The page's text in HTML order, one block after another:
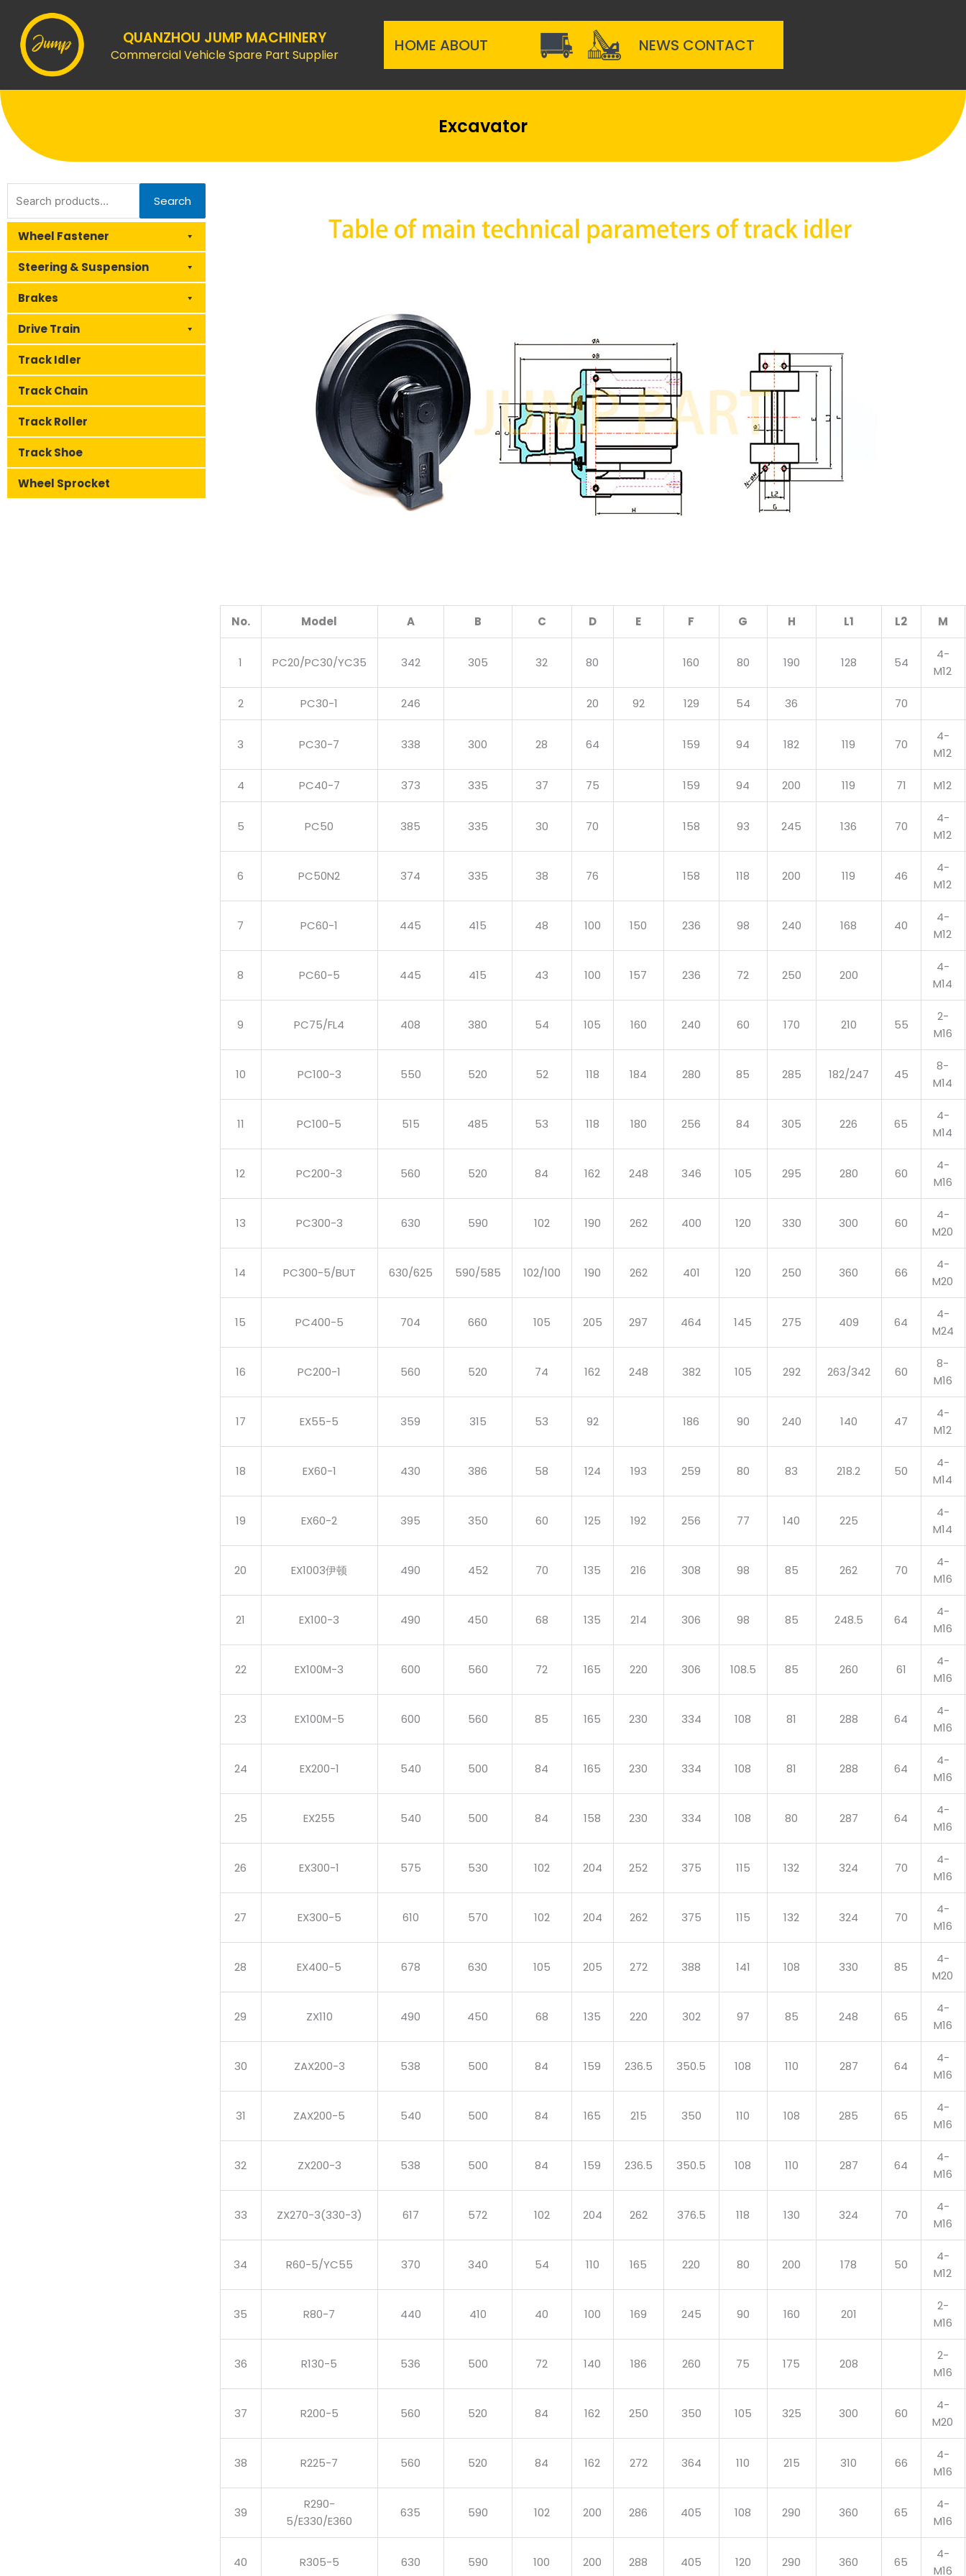
content
QUANZHOU JUMP MACHINERY
Commercial Vehicle Spare Part Supplier HOME ABOUT NEWS CONTACT
Excavator
for:
Search
Wheel Fastener
Steering & Suspension
Brakes
Drive Train
Track Idler
Track Chain
Track Roller
Track Shoe
Wheel Sprocket
No. Model A B C D E F G H L1 L2 M
1 PC20/PC30/YC35 342 305 32 80 160 80 190 128 54
4-
M12
2 PC30-1 246 20 92 129 54 36 70
3 PC30-7 338 300 28 64 159 94 182 119 70
4-
M12
4 PC40-7 373 335 37 75 159 94 200 119 71 M12
5 PC50 385 335 30 70 158 93 245 136 70
4-
M12
6 PC50N2 374 335 38 76 158 118 200 119 46
4-
M12
7 PC60-1 445 415 48 100 150 236 98 240 168 40
4-
M12
8 PC60-5 445 415 43 100 157 236 72 250 200
4-
M14
9 PC75/FL4 408 380 54 105 160 240 60 170 210 55
2-
M16
10 PC100-3 550 520 52 118 184 280 85 285 182/247 45
8-
M14
11 PC100-5 515 485 53 118 180 256 84 305 226 65
4-
M14
12 PC200-3 560 520 84 162 248 346 105 295 280 60
4-
M16
13 PC300-3 630 590 102 190 262 400 120 330 300 60
4-
M20
14 PC300-5/BUT 630/625 590/585 102/100 190 262 401 120 250 360 66
4-
M20
15 PC400-5 704 660 105 205 297 464 145 275 409 64
4-
M24
16 PC200-1 560 520 74 162 248 382 105 292 263/342 60
8-
M16
17 EX55-5 359 315 53 92 186 90 240 140 47
4-
M12
18 EX60-1 430 386 58 124 193 259 80 83 218.2 50
4-
M14
19 EX60-2 395 350 60 125 192 256 77 140 225
4-
M14
20 EX1003伊顿 490 452 70 135 216 308 98 85 262 70
4-
M16
21 EX100-3 490 450 68 135 214 306 98 85 248.5 64
4-
M16
22 EX100M-3 600 560 72 165 220 306 108.5 85 260 61
4-
M16
23 EX100M-5 600 560 85 165 230 334 108 81 288 64
4-
M16
24 EX200-1 540 500 84 165 230 334 108 81 288 64
4-
M16
25 EX255 540 500 84 158 230 334 108 80 287 64
4-
M16
26 EX300-1 575 530 102 204 252 375 115 132 324 70
4-
M16
27 EX300-5 610 570 102 204 262 375 115 132 324 70
4-
M16
28 EX400-5 678 630 105 205 272 388 141 108 330 85
4-
M20
29 ZX110 490 450 68 135 220 302 97 85 248 65
4-
M16
30 ZAX200-3 538 500 84 159 236.5 350.5 108 110 287 64
4-
M16
31 ZAX200-5 540 500 84 165 215 350 110 108 285 65
4-
M16
32 ZX200-3 538 500 84 159 236.5 350.5 108 110 287 64
4-
M16
33 ZX270-3(330-3) 617 572 102 204 262 376.5 118 130 324 70
4-
M16
34 R60-5/YC55 370 340 54 110 165 220 80 200 178 50
4-
M12
35 R80-7 440 410 40 100 169 245 90 160 201
2-
M16
36 R130-5 536 500 72 140 186 260 75 175 208
2-
M16
37 R200-5 560 520 84 162 250 350 105 325 300 60
4-
M20
38 R225-7 560 520 84 162 272 364 110 215 310 66
4-
M16
39
R290-
5/E330/E360
635 590 102 200 286 405 108 290 360 65
4-
M16
40 R305-5 630 590 100 200 288 405 120 290 360 65
4-
M16